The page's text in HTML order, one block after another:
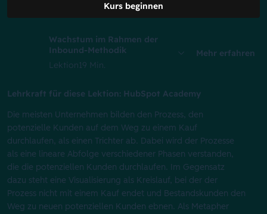
Kurs beginnen
Wachstum im Rahmen der
Inbound-Methodik
Lektion19 Min.
Mehr erfahren
Lehrkraft für diese Lektion: HubSpot Academy
Die meisten Unternehmen bilden den Prozess, den
potenzielle Kunden auf dem Weg zu einem Kauf
durchlaufen, als einen Trichter ab. Dabei wird der Prozesse
als eine lineare Abfolge verschiedener Phasen verstanden,
die die potenziellen Kunden durchlaufen. Im Gegensatz
dazu steht eine Visualisierung als Kreislauf, bei der der
Prozess nicht mit einem Kauf endet und Bestandskunden den
Weg zu neuen potenziellen Kunden ebnen. Als Metapher